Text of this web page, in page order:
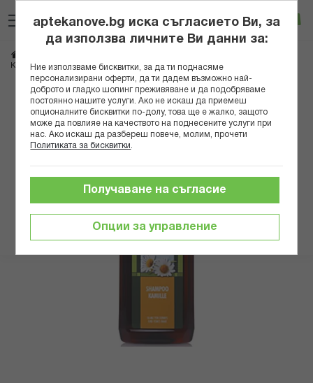
към
съдържанието
Вход
КРОЙТЕРХОФ ШАМПОАН С ЛАЙКА ЗА БЛЯСЪК 500МЛ
Преминете
края
aptekanove.bg иска съгласието Ви, за
да използва личните Ви данни за:
Ние използваме бисквитки, за да ти поднасяме
персонализирани оферти, да ти дадем възможно най-
доброто и гладко шопинг преживяване и да подобряваме
постоянно нашите услуги. Ако не искаш да приемеш
опционалните бисквитки по-долу, това ще е жалко, защото
може да повлияе на качеството на поднесените услуги при
нас. Ако искаш да разбереш повече, молим, прочети
Политиката за бисквитки
Опции за управление
Получаване на съгласие